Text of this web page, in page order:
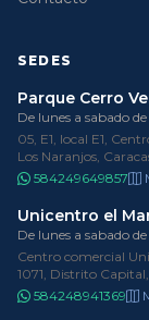
SEDES
Parque Cerro
De lunes a sabado
05, E1, local E1,
Los Naranjos,
584249649857
Unicentro el
De lunes a sabado
Centro comercial
1071, Distrito
584248941369